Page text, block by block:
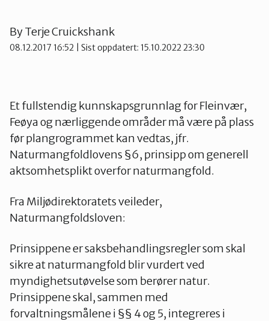
ByTerje Cruickshank
08.12.2017 16:52 | Sist oppdatert: 15.10.2022 23:30
Et fullstendig kunnskapsgrunnlag for Fleinvær,
Feøya og nærliggende områder må være på plass
før plangrogrammet kan vedtas, jfr.
Naturmangfoldlovens §6, prinsipp om generell
aktsomhetsplikt overfor naturmangfold.
Fra Miljødirektoratets veileder,
Naturmangfoldsloven:
Prinsippene er saksbehandlingsregler som skal
sikre at naturmangfold blir vurdert ved
myndighetsutøvelse som berører natur.
Prinsippene skal, sammen med
forvaltningsmålene i §§ 4 og 5, integreres i